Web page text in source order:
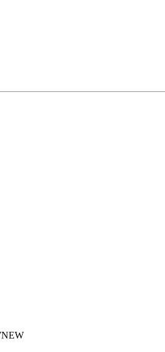
NEW